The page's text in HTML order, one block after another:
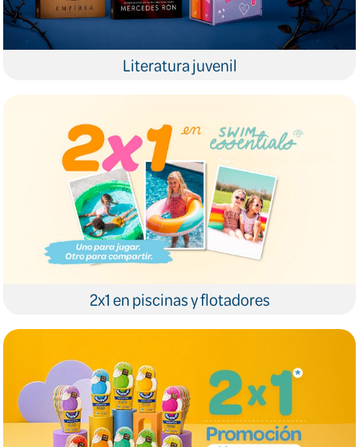
Literatura juvenil
2x1 en piscinas y flotadores